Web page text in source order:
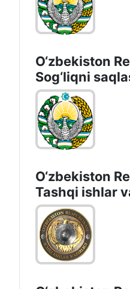
O‘zbеkistоn
Sоg‘liqni
O‘zbеkistоn
Tashqi ishlаr